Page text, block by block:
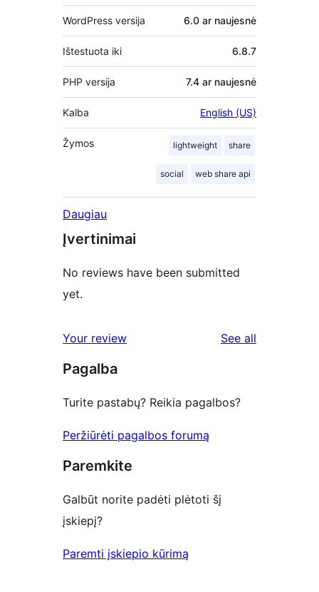
WordPress versija 6.0 ar naujesnė
Ištestuota iki 6.8.7
PHP versija 7.4 ar naujesnė
Kalba English (US)
Žymos lightweight share
social web share api
Daugiau
Įvertinimai
No reviews have been submitted
yet.
Your review See all
Pagalba
Turite pastabų? Reikia pagalbos?
Peržiūrėti pagalbos forumą
Paremkite
Galbūt norite padėti plėtoti šį
įskiepį?
Paremti įskiepio kūrimą